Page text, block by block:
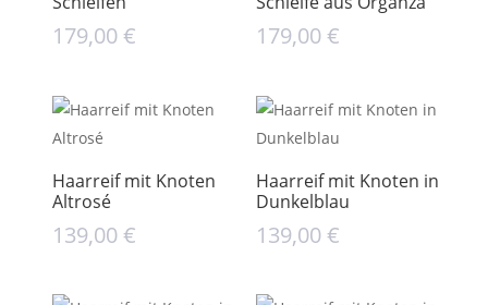
179,00€ 179,00€
Haarreif mit Knoten
Altrosé
139,00€
Haarreif mit Knoten in
Dunkelblau
139,00€